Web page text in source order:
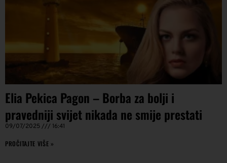
Elia Pekica Pagon – Borba za bolji i
pravedniji svijet nikada ne smije prestati
09/07/2025 16:41
PROČITAJTE VIŠE »